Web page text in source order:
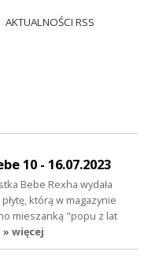
AKTUALNOŚCI RSS
10 - 16.07.2023
Bebe Rexha wydała
którą w magazynie
mieszanką "popu z lat
» więcej